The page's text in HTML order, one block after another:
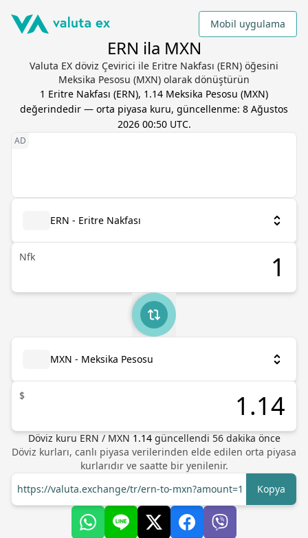
Mobil uygulama
ERN ila MXN
Valuta EX döviz Çevirici ile Eritre Nakfası (ERN) öğesini
Meksika Pesosu (MXN) olarak dönüştürün
1 Eritre Nakfası (ERN), 1.14 Meksika Pesosu (MXN)
değerindedir — orta piyasa kuru, güncellenme: 8 Ağustos
2026 00:50 UTC.
ERN - Eritre Nakfası
Nfk
MXN - Meksika Pesosu
$
Döviz kuru ERN / MXN 1.14 güncellendi 56 dakika önce
Döviz kurları, canlı piyasa verilerinden elde edilen orta piyasa
kurlarıdır ve saatte bir yenilenir.
https://valuta.exchange/tr/ern-to-mxn?amount=1
Kopya